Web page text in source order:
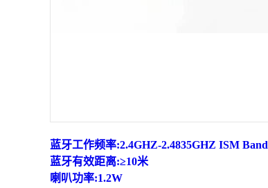
蓝牙工作频率:2.4GHZ-2.4835GHZ ISM Band
蓝牙有效距离:≥10米
喇叭功率:1.2W